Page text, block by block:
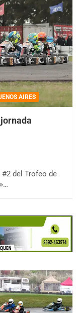
AIRES
jornada
del Trofeo de